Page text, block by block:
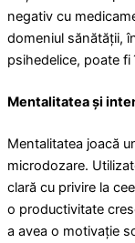
negativ cu
domeniul sănătății,
psihedelice, poate fi
Mentalitatea și
Mentalitatea joacă
microdozare.
clară cu privire la
o productivitate
a avea o motivație